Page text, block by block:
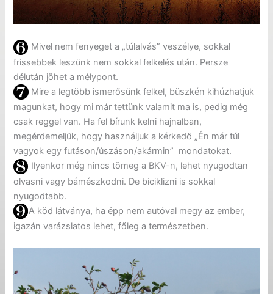
Mivel nem fenyeget a „túlalvás” veszélye, sokkal
frissebbek leszünk nem sokkal felkelés után. Persze
délután jöhet a mélypont.
Mire a legtöbb ismerősünk felkel, büszkén kihúzhatjuk
magunkat, hogy mi már tettünk valamit ma is, pedig még
csak reggel van. Ha fel bírunk kelni hajnalban,
megérdemeljük, hogy használjuk a kérkedő „Én már túl
vagyok egy futáson/úszáson/akármin” mondatokat.
Ilyenkor még nincs tömeg a BKV-n, lehet nyugodtan
olvasni vagy bámészkodni. De biciklizni is sokkal
nyugodtabb.
A köd látványa, ha épp nem autóval megy az ember,
igazán varázslatos lehet, főleg a természetben.